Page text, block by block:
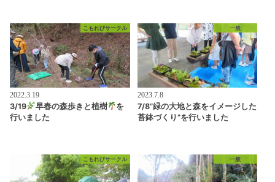
こもれびサークル
2022.3.19
3/19 早春の森歩きと植樹
を
行いました
一般
2023.7.8
7/8”緑の大地と森をイメージした
苔鉢づくり”を行いました
こもれびサークル 一般